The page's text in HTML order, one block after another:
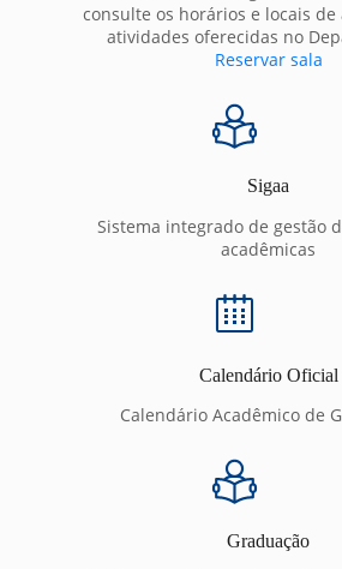
consulte os horários e locais de
atividades oferecidas no
Reservar sala
Sigaa
Sistema integrado de gestão
acadêmicas
Calendário Oficial
Calendário Acadêmico de
Graduação